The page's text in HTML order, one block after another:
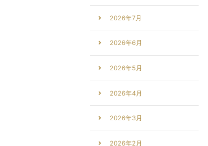
2026年7月
2026年6月
2026年5月
2026年4月
2026年3月
2026年2月